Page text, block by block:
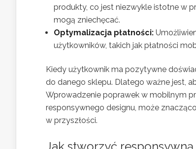
produkty, co jest niezwykle istotne w
mogą zniechęcać.
Optymalizacja płatności:
użytkowników, takich jak płatności
Kiedy użytkownik ma pozytywne
do danego sklepu. Dlatego ważne jest,
Wprowadzenie poprawek w mobilnym
responsywnego designu, może
w przyszłości.